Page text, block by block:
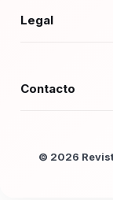
Legal
Contacto
© 2026